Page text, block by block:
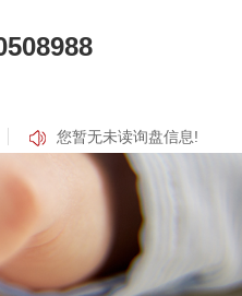
您暂无未读询盘信息!